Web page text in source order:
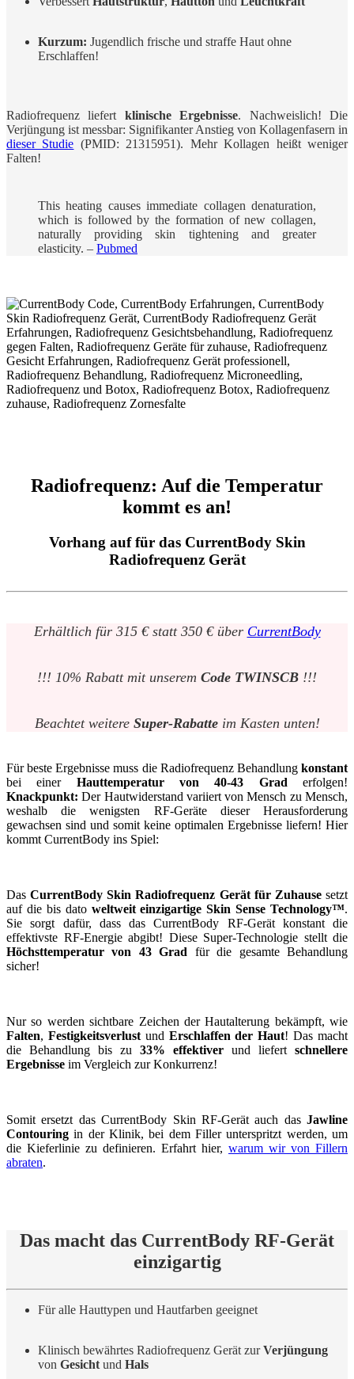
Kurzum: Jugendlich frische und straffe Haut ohne
Erschlaffen!
Radiofrequenz liefert klinische Ergebnisse. Nachweislich! Die
Verjüngung ist messbar: Signifikanter Anstieg von Kollagenfasern in
dieser Studie (PMID: 21315951). Mehr Kollagen heißt weniger
Falten!
This heating causes immediate collagen denaturation,
which is followed by the formation of new collagen,
naturally providing skin tightening and greater
elasticity. – Pubmed
Radiofrequenz: Auf die Temperatur
kommt es an!
Vorhang auf für das CurrentBody Skin
Radiofrequenz Gerät
Erhältlich für 315 € statt 350 € über CurrentBody
!!! 10% Rabatt mit unserem Code TWINSCB !!!
Beachtet weitere Super-Rabatteim Kasten unten!
Für beste Ergebnisse muss die Radiofrequenz Behandlung konstant
bei einer Hauttemperatur von 40-43 Grad erfolgen!
Knackpunkt: Der Hautwiderstand variiert von Mensch zu Mensch,
weshalb die wenigsten RF-Geräte dieser Herausforderung
gewachsen sind und somit keine optimalen Ergebnisse liefern! Hier
kommt CurrentBody ins Spiel:
DasCurrentBody Skin Radiofrequenz Gerät für Zuhausesetzt
auf die bis dato weltweit einzigartige Skin Sense Technology™.
Sie sorgt dafür, dass das CurrentBody RF-Gerät konstant die
effektivste RF-Energie abgibt! Diese Super-Technologie stellt die
Höchsttemperatur von 43 Grad für die gesamte Behandlung
sicher!
Nur so werden sichtbare Zeichen der Hautalterung bekämpft, wie
Falten, Festigkeitsverlustund Erschlaffen der Haut! Das macht
die Behandlung bis zu 33% effektiver und liefert schnellere
Ergebnisse im Vergleich zur Konkurrenz!
Somit ersetzt das CurrentBody Skin RF-Gerät auch das Jawline
Contouring in der Klinik, bei dem Filler unterspritzt werden, um
die Kieferlinie zu definieren. Erfahrt hier, warum wir von Fillern
abraten.
Das macht das CurrentBody RF-Gerät
einzigartig
Für alle Hauttypen und Hautfarben geeignet
Klinisch bewährtes Radiofrequenz Gerät zurVerjüngung
von Gesicht und Hals